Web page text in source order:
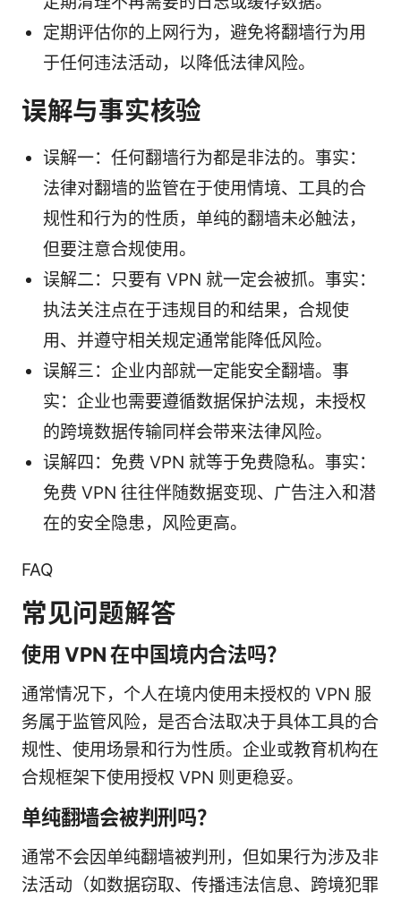
定期评估你的上网行为，避免将翻墙行为用
于任何违法活动，以降低法律风险。
误解与事实核验
误解一：任何翻墙行为都是非法的。事实：
法律对翻墙的监管在于使用情境、工具的合
规性和行为的性质，单纯的翻墙未必触法，
但要注意合规使用。
误解二：只要有 VPN 就一定会被抓。事实：
执法关注点在于违规目的和结果，合规使
用、并遵守相关规定通常能降低风险。
误解三：企业内部就一定能安全翻墙。事
实：企业也需要遵循数据保护法规，未授权
的跨境数据传输同样会带来法律风险。
误解四：免费 VPN 就等于免费隐私。事实：
免费 VPN 往往伴随数据变现、广告注入和潜
在的安全隐患，风险更高。
FAQ
常见问题解答
使用 VPN 在中国境内合法吗？
通常情况下，个人在境内使用未授权的 VPN 服
务属于监管风险，是否合法取决于具体工具的合
规性、使用场景和行为性质。企业或教育机构在
合规框架下使用授权 VPN 则更稳妥。
单纯翻墙会被判刑吗？
通常不会因单纯翻墙被判刑，但如果行为涉及非
法活动（如数据窃取、传播违法信息、跨境犯罪